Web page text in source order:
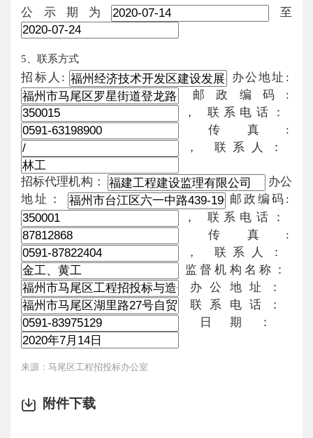
公示期为 至
5、联系方式
招标人:
办公地址:
邮政编码:
， 联系电话：
传真:
， 联系人：
招标代理机构：
办公
地址：
邮政编码:
， 联系电话：
传真:
， 联系人：
监督机构名称：
办公地址：
联系电话：
日期：
来源：马尾区工程招投标办公室
附件下载